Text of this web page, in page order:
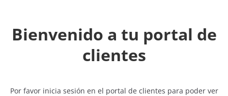
Bienvenido a tu portal de
clientes
Por favor inicia sesión en el portal de clientes para poder ver